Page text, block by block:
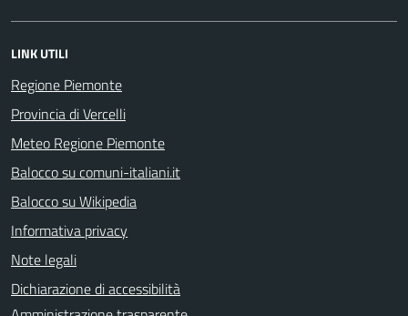
LINK UTILI
Regione Piemonte
Provincia di Vercelli
Meteo Regione Piemonte
Balocco su comuni-italiani.it
Balocco su Wikipedia
Informativa privacy
Note legali
Dichiarazione di accessibilità